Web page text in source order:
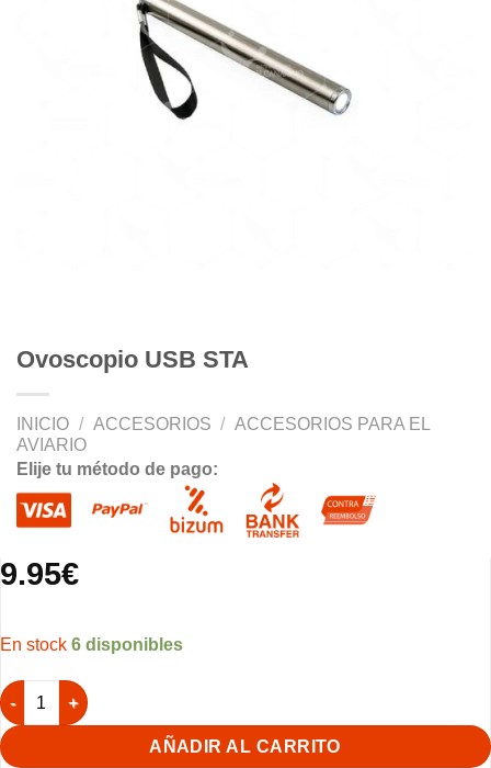
Ovoscopio USB STA
INICIO / ACCESORIOS / ACCESORIOS PARA EL
AVIARIO
Elije tu método de pago:
9.95€
6 disponibles
Ovoscopio USB STA cantidad
AÑADIR AL CARRITO